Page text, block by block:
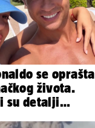
se oprašta
života.
su detalji